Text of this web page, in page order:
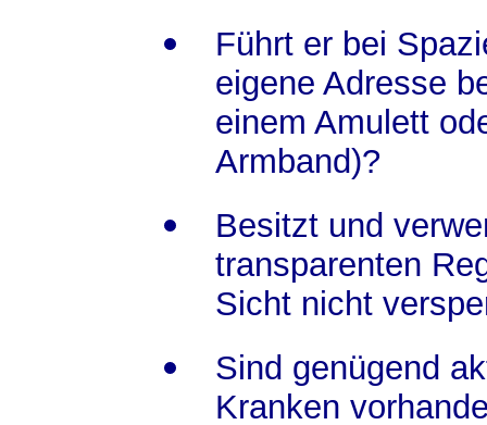
Führt er bei
eigene Adresse
einem Amulett
Armband)?
Besitzt und
transparenten
Sicht nicht
Sind genügend
Kranken